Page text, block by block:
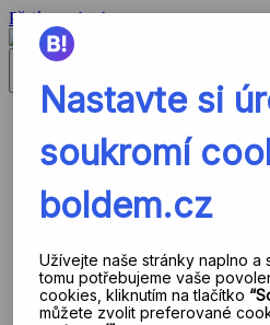
Přejít na obsah
Zavřít menu
Nejste na to sami!
Pomáháme všem, kteří
Sdílíme skutečné know-
Funkce platformy
Sjednocení databází
Analytika a segmentace
Vlastní události
Automatizovaná